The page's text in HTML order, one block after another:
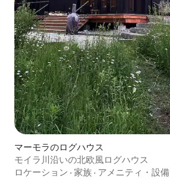
マーモラのログハウス
モイラ川沿いの北欧風ログハウス
ロケーション · 家族 · アメニティ・設備